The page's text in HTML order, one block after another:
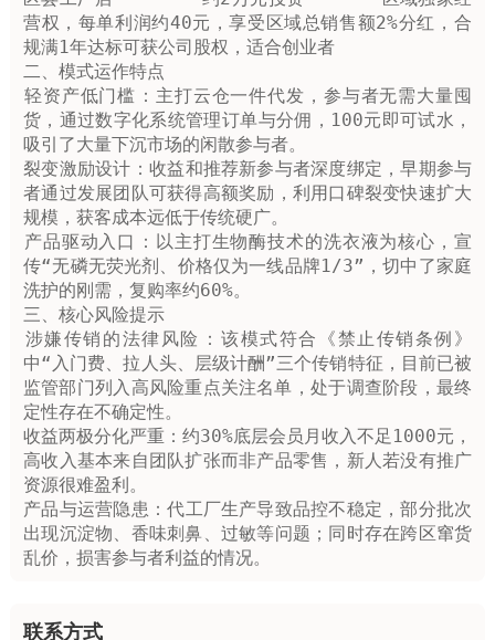
营权，每单利润约40元，享受区域总销售额‌2%分红‌，合
规满1年达标可获公司股权，适合创业者
二、模式运作特点
‌轻资产低门槛‌：主打云仓一件代发，参与者无需大量囤
货，通过数字化系统管理订单与分佣，100元即可试水，
吸引了大量下沉市场的闲散参与者。
‌裂变激励设计‌：收益和推荐新参与者深度绑定，早期参与
者通过发展团队可获得高额奖励，利用口碑裂变快速扩大
规模，获客成本远低于传统硬广。
‌产品驱动入口‌：以主打生物酶技术的洗衣液为核心，宣
传“无磷无荧光剂、价格仅为一线品牌1/3”，切中了家庭
洗护的刚需，复购率约60%。
三、核心风险提示
‌涉嫌传销的法律风险‌：该模式符合《禁止传销条例》
中“入门费、拉人头、层级计酬”三个传销特征，目前已被
监管部门列入‌高风险重点关注名单‌，处于调查阶段，最终
定性存在不确定性。
‌收益两极分化严重‌：约30%底层会员月收入不足1000元，
高收入基本来自团队扩张而非产品零售，新人若没有推广
资源很难盈利。
‌产品与运营隐患‌：代工厂生产导致品控不稳定，部分批次
出现沉淀物、香味刺鼻、过敏等问题；同时存在跨区窜货
乱价，损害参与者利益的情况。
联系方式